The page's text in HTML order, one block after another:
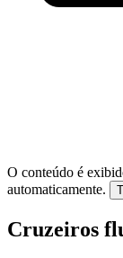
O conteúdo é
automaticamente.
Cruzeiros